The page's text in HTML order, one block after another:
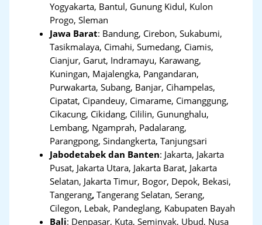
Yogyakarta, Bantul, Gunung Kidul, Kulon
Progo, Sleman
Jawa Barat: Bandung, Cirebon, Sukabumi,
Tasikmalaya, Cimahi, Sumedang, Ciamis,
Cianjur, Garut, Indramayu, Karawang,
Kuningan, Majalengka, Pangandaran,
Purwakarta, Subang, Banjar, Cihampelas,
Cipatat, Cipandeuy, Cimarame, Cimanggung,
Cikacung, Cikidang, Cililin, Gununghalu,
Lembang, Ngamprah, Padalarang,
Parangpong, Sindangkerta, Tanjungsari
Jabodetabek dan Banten: Jakarta, Jakarta
Pusat, Jakarta Utara, Jakarta Barat, Jakarta
Selatan, Jakarta Timur, Bogor, Depok, Bekasi,
Tangerang,Tangerang Selatan, Serang,
Cilegon, Lebak, Pandeglang, Kabupaten Bayah
Bali: Denpasar, Kuta, Seminyak, Ubud, Nusa